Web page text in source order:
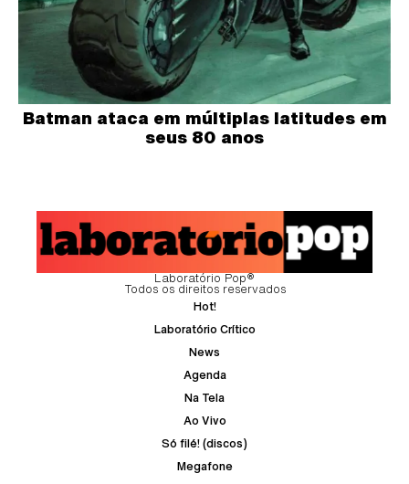
Batman ataca em múltiplas latitudes em
seus 80 anos
Laboratório Pop®
Todos os direitos reservados
Hot!
Laboratório Crítico
News
Agenda
Na Tela
Ao Vivo
Só filé! (discos)
Megafone